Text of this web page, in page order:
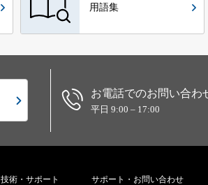
用語集
お電話でのお問い合わ
平日 9:00 – 17:00
技術・サポート
サポート・お問い合わせ